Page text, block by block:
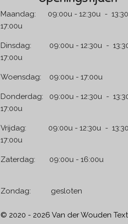
Maandag: 09:00u - 12:30u -
17:00u
Dinsdag: 09:00u - 12:30u -
17:00u
Woensdag: 09:00u - 17:00u
Donderdag: 09:00u - 12:30u -
17:00u
Vrijdag: 09:00u - 12:30u -
17:00u
Zaterdag: 09:00u -
Zondag:
© 2020 - 2026 Van der Wouden